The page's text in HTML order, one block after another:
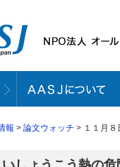
報 > 論文ウォッチ > １１月８